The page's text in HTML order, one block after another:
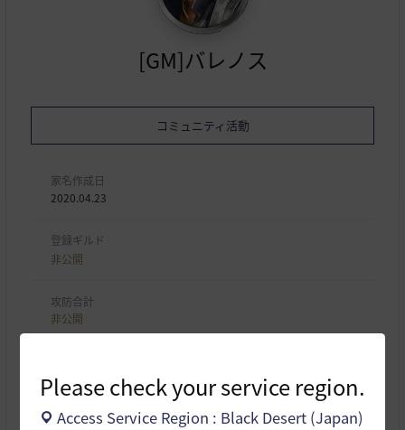
Please check your service region.
Access Service Region : Black Desert (Japan)
[GM]バレノス
コミュニティ活動
家名作成日
2020.04.23
登録ギルド
非公開
攻防合計
非公開
非公開
貢献度